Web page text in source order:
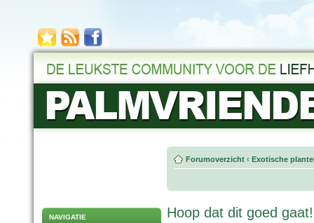
NAVIGATIE
Forumoverzicht ‹ Exotische
Hoop dat dit goed